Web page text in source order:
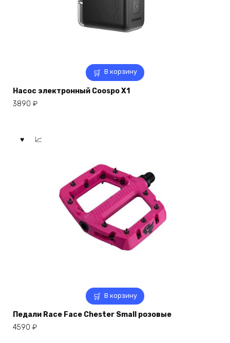
В корзину
Насос электронный Coospo X1
3890 ₽
В корзину
Педали Race Face Chester Small розовые
4590 ₽